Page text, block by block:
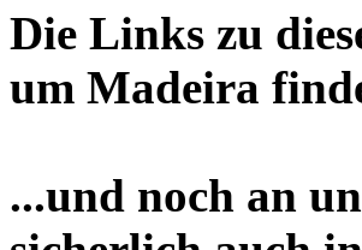
Die Links zu
um Madeira
...und noch an